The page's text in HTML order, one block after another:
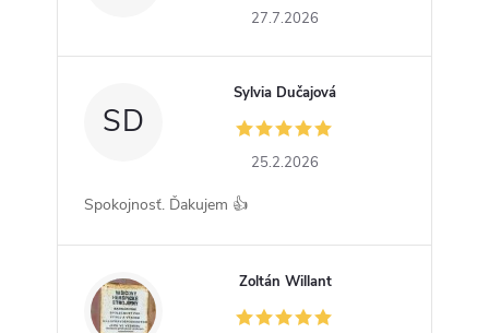
27.7.2026
SD
Sylvia Dučajová
25.2.2026
Spokojnosť. Ďakujem 👍
ZW
Zoltán Willant